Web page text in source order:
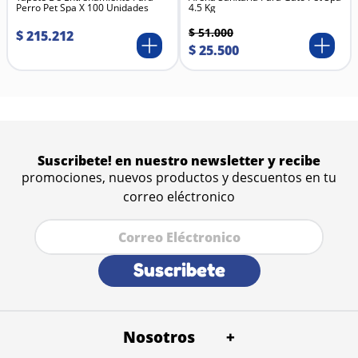
Perro Pet Spa X 100 Unidades
$215.212
4.5 Kg
$ 51.000
$25.500
Suscribete! en nuestro newsletter y recibe
promociones, nuevos productos y descuentos en tu
correo eléctronico
Suscribete
Nosotros
+